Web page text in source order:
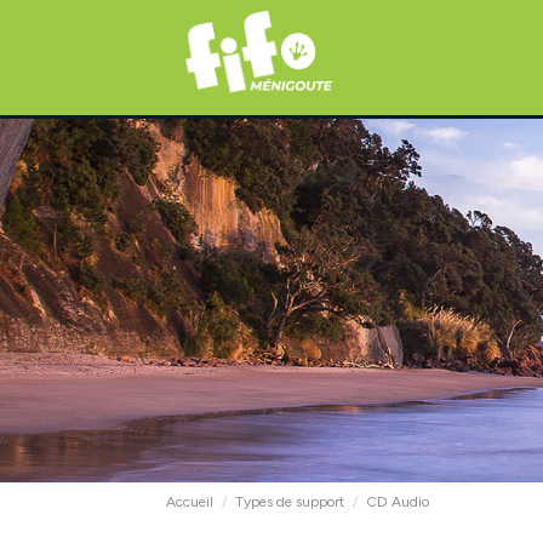
Accueil Types de support CD Audio